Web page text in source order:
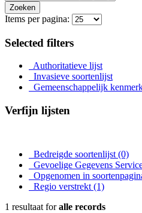
Zoeken
Items per pagina:
Selected filters
Authoritatieve lijst
Invasieve soortenlijst
Gemeenschappelijk
Verfijn lijsten
Bedreigde soortenlijst (0)
Gevoelige Gegevens
Opgenomen in
Regio verstrekt (1)
1 resultaat foralle records